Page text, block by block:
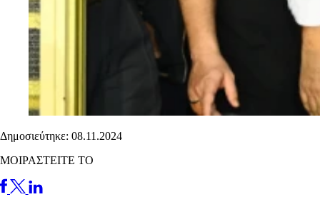
Δημοσιεύτηκε: 08.11.2024
ΜΟΙΡΑΣΤΕΙΤΕ ΤΟ